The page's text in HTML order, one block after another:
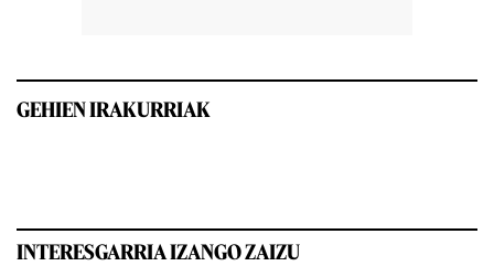
GEHIEN IRAKURRIAK
INTERESGARRIA IZANGO ZAIZU